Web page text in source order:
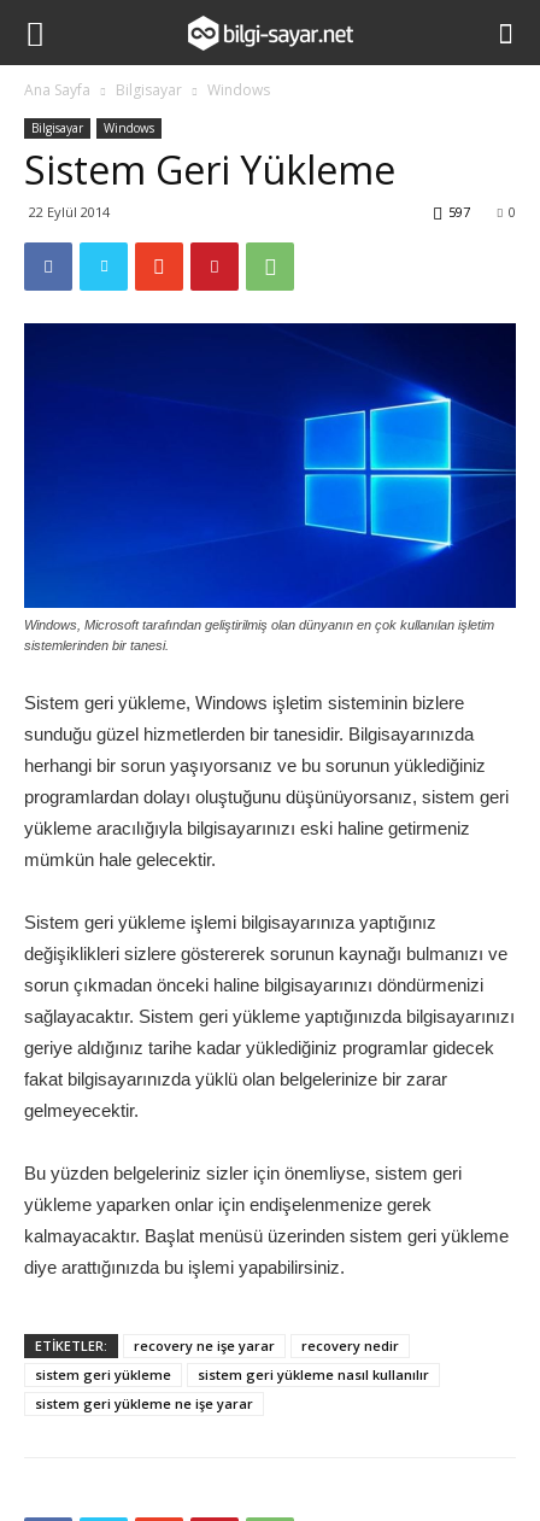
Ana Sayfa Bilgisayar Windows
Bilgisayar Windows
Sistem Geri Yükleme
22 Eylül 2014 0
597
Windows, Microsoft tarafından geliştirilmiş olan dünyanın en çok kullanılan işletim
sistemlerinden bir tanesi.
Sistem geri yükleme, Windows işletim sisteminin bizlere
sunduğu güzel hizmetlerden bir tanesidir. Bilgisayarınızda
herhangi bir sorun yaşıyorsanız ve bu sorunun yüklediğiniz
programlardan dolayı oluştuğunu düşünüyorsanız, sistem geri
yükleme aracılığıyla bilgisayarınızı eski haline getirmeniz
mümkün hale gelecektir.
Sistem geri yükleme işlemi bilgisayarınıza yaptığınız
değişiklikleri sizlere göstererek sorunun kaynağı bulmanızı ve
sorun çıkmadan önceki haline bilgisayarınızı döndürmenizi
sağlayacaktır. Sistem geri yükleme yaptığınızda bilgisayarınızı
geriye aldığınız tarihe kadar yüklediğiniz programlar gidecek
fakat bilgisayarınızda yüklü olan belgelerinize bir zarar
gelmeyecektir.
Bu yüzden belgeleriniz sizler için önemliyse, sistem geri
yükleme yaparken onlar için endişelenmenize gerek
kalmayacaktır. Başlat menüsü üzerinden sistem geri yükleme
diye arattığınızda bu işlemi yapabilirsiniz.
ETİKETLER: recovery ne işe yarar
recovery nedir
sistem geri yükleme
sistem geri yükleme nasıl kullanılır
sistem geri yükleme ne işe yarar